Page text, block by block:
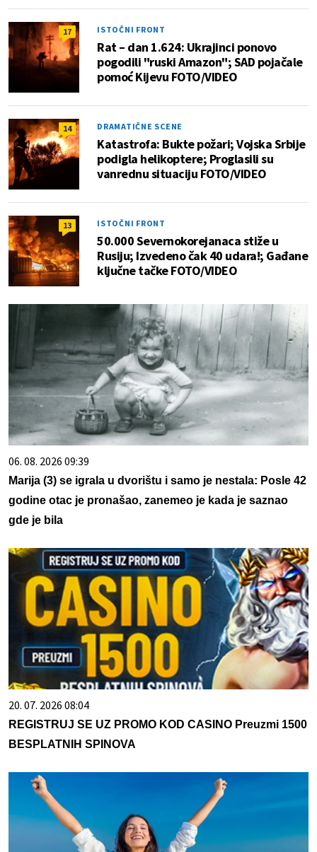
17 ISTOČNI FRONT
Rat – dan 1.624: Ukrajinci ponovo
pogodili "ruski Amazon"; SAD pojačale
pomoć Kijevu FOTO/VIDEO
14 DRAMATIČNE SCENE
Katastrofa: Bukte požari; Vojska Srbije
podigla helikoptere; Proglasili su
vanrednu situaciju FOTO/VIDEO
13 ISTOČNI FRONT
50.000 Severnokorejanaca stiže u
Rusiju; Izvedeno čak 40 udara!; Gađane
ključne tačke FOTO/VIDEO
06. 08. 2026 09:39
Marija (3) se igrala u dvorištu i samo je nestala: Posle 42
godine otac je pronašao, zanemeo je kada je saznao
gde je bila
20. 07. 2026 08:04
REGISTRUJ SE UZ PROMO KOD CASINO Preuzmi 1500
BESPLATNIH SPINOVA